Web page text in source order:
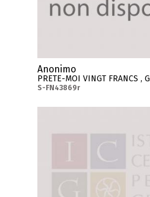
Anonimo
PRETE-MOI VINGT FRANCS ,
S-FN43869r